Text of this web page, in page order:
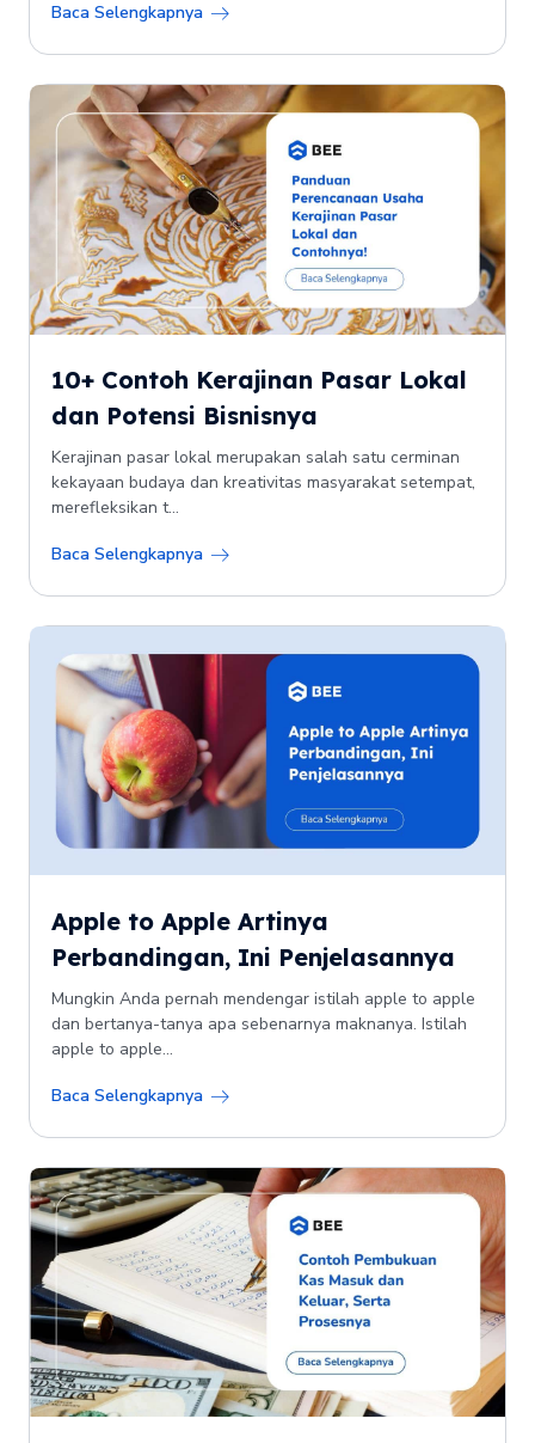
Baca Selengkapnya
10+ Contoh Kerajinan Pasar Lokal
dan Potensi Bisnisnya
Kerajinan pasar lokal merupakan salah satu cerminan
kekayaan budaya dan kreativitas masyarakat setempat,
merefleksikan t...
Baca Selengkapnya
Apple to Apple Artinya
Perbandingan, Ini Penjelasannya
Mungkin Anda pernah mendengar istilah apple to apple
dan bertanya-tanya apa sebenarnya maknanya. Istilah
apple to apple...
Baca Selengkapnya